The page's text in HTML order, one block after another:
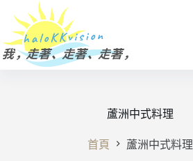
主
要
蘆洲中式料理
首頁 蘆洲中式料理